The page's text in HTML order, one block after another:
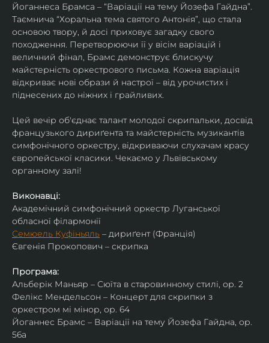
Йоганнеса Брамса – “Варіації на тему Йозефа Гайдна”.
Таємнича “Хоральна тема святого Антонія”, що стала
основою твору, й досі приховує загадку свого
походження. Перетворюючи її у вісім варіацій і
величний фінал, Брамс демонструє блискучу
майстерність оркестрового письма. Кожна варіація
відкриває нові образи й настрої – від урочистих і
піднесених до ніжних і грайливих.
Цей вечір об'єднає талант молодої скрипальки, досвід
французького дириґента та майстерність музикантів
симфонічного оркестру, відкриваючи слухачам красу
європейської класики. Чекаємо у Львівському
органному залі!
Виконавці:
Академічний симфонічний оркестр Луганської
обласної філармонії
Семюель Куфіньяль – дириґент (Франція)
Євгенія Прокопович – скрипка
Програма:
Альберік Маньяр – Сюїта в старовинному стилі, ор. 2
Фелікс Мендельсон – Концерт для скрипки з
оркестром мі мінор, ор. 64
Йоганнес Брамс – Варіації на тему Йозефа Гайдна, ор.
56a